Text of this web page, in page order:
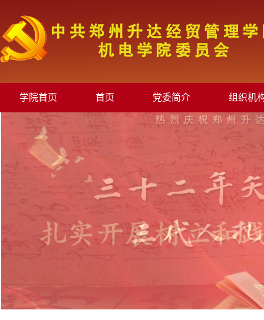
学院首页 首页 党委简介 组织机